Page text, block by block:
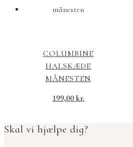
COLUMBINE
HALSKÆDE
MÅNESTEN
199,00 kr.
Skal vi hjælpe dig?